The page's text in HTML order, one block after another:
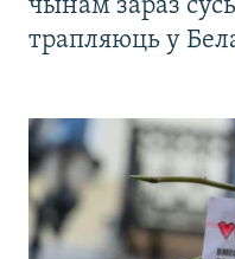
чынам зараз
трапляюць у